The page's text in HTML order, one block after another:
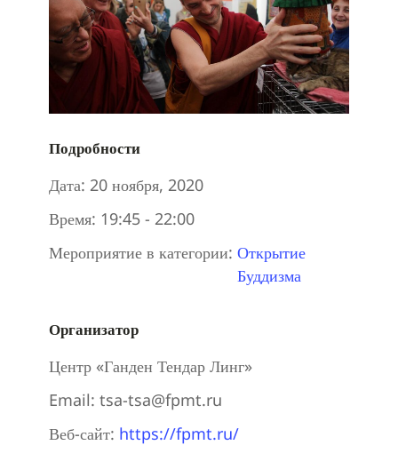
Подробности
Дата: 20 ноября, 2020
Время: 19:45 - 22:00
Мероприятие в категории: Открытие
Буддизма
Организатор
Центр «Ганден Тендар Линг»
Email: tsa-tsa@fpmt.ru
Веб-сайт: https://fpmt.ru/